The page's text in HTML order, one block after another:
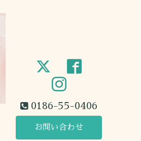
0186-55-0406
お問い合わせ